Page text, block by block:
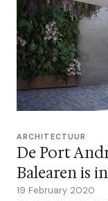
ARCHITECTUUR
De Port
Balearen is
19 February 2020